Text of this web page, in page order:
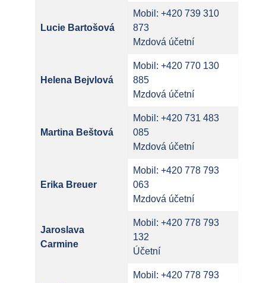
Lucie Bartošová
Mobil: +420 739 310
873
Mzdová účetní
Helena Bejvlová
Mobil: +420 770 130
885
Mzdová účetní
Martina Beštová
Mobil: +420 731 483
085
Mzdová účetní
Erika Breuer
Mobil: +420 778 793
063
Mzdová účetní
Jaroslava
Carmine
Mobil: +420 778 793
132
Účetní
Mobil: +420 778 793